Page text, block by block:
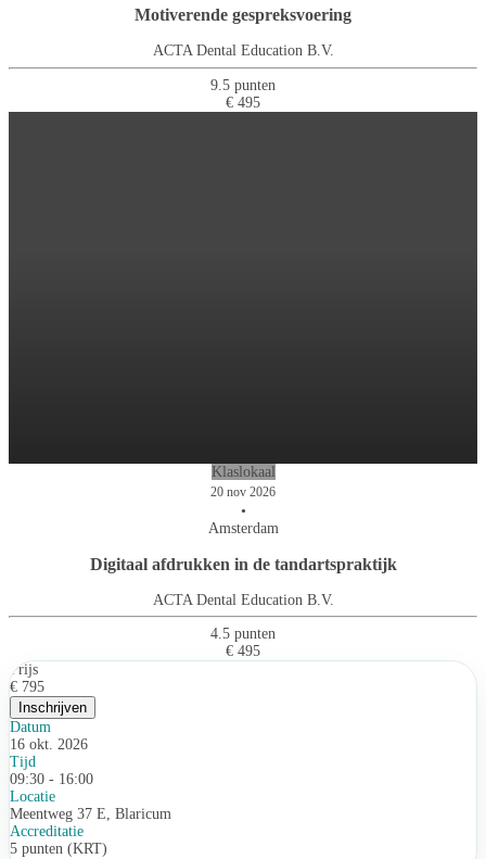
Motiverende gespreksvoering
ACTA Dental Education B.V.
9.5 punten
€ 495
Klaslokaal
20 nov 2026
•
Amsterdam
Digitaal afdrukken in de tandartspraktijk
ACTA Dental Education B.V.
4.5 punten
€ 495
Prijs
€ 795
Inschrijven
Datum
16 okt. 2026
Tijd
09:30 - 16:00
Locatie
Meentweg 37 E, Blaricum
Accreditatie
5 punten (KRT)